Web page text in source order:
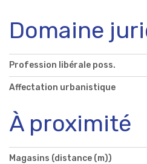
Domaine
Profession libérale poss.
Affectation urbanistique
À proximité
Magasins (distance (m))